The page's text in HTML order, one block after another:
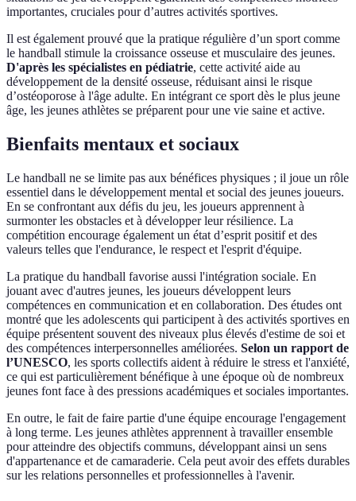
importantes, cruciales pour d’autres activités sportives.
Il est également prouvé que la pratique régulière d’un sport comme
le handball stimule la croissance osseuse et musculaire des jeunes.
D'après les spécialistes en pédiatrie, cette activité aide au
développement de la densité osseuse, réduisant ainsi le risque
d’ostéoporose à l'âge adulte. En intégrant ce sport dès le plus jeune
âge, les jeunes athlètes se préparent pour une vie saine et active.
Bienfaits mentaux et sociaux
Le handball ne se limite pas aux bénéfices physiques ; il joue un rôle
essentiel dans le développement mental et social des jeunes joueurs.
En se confrontant aux défis du jeu, les joueurs apprennent à
surmonter les obstacles et à développer leur résilience. La
compétition encourage également un état d’esprit positif et des
valeurs telles que l'endurance, le respect et l'esprit d'équipe.
La pratique du handball favorise aussi l'intégration sociale. En
jouant avec d'autres jeunes, les joueurs développent leurs
compétences en communication et en collaboration. Des études ont
montré que les adolescents qui participent à des activités sportives en
équipe présentent souvent des niveaux plus élevés d'estime de soi et
des compétences interpersonnelles améliorées. Selon un rapport de
l’UNESCO, les sports collectifs aident à réduire le stress et l'anxiété,
ce qui est particulièrement bénéfique à une époque où de nombreux
jeunes font face à des pressions académiques et sociales importantes.
En outre, le fait de faire partie d'une équipe encourage l'engagement
à long terme. Les jeunes athlètes apprennent à travailler ensemble
pour atteindre des objectifs communs, développant ainsi un sens
d'appartenance et de camaraderie. Cela peut avoir des effets durables
sur les relations personnelles et professionnelles à l'avenir.